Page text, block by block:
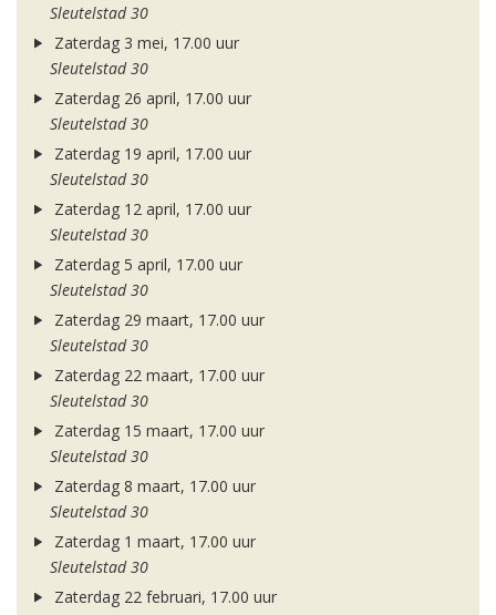
Sleutelstad 30
Zaterdag 3 mei, 17.00 uur
Sleutelstad 30
Zaterdag 26 april, 17.00 uur
Sleutelstad 30
Zaterdag 19 april, 17.00 uur
Sleutelstad 30
Zaterdag 12 april, 17.00 uur
Sleutelstad 30
Zaterdag 5 april, 17.00 uur
Sleutelstad 30
Zaterdag 29 maart, 17.00 uur
Sleutelstad 30
Zaterdag 22 maart, 17.00 uur
Sleutelstad 30
Zaterdag 15 maart, 17.00 uur
Sleutelstad 30
Zaterdag 8 maart, 17.00 uur
Sleutelstad 30
Zaterdag 1 maart, 17.00 uur
Sleutelstad 30
Zaterdag 22 februari, 17.00 uur